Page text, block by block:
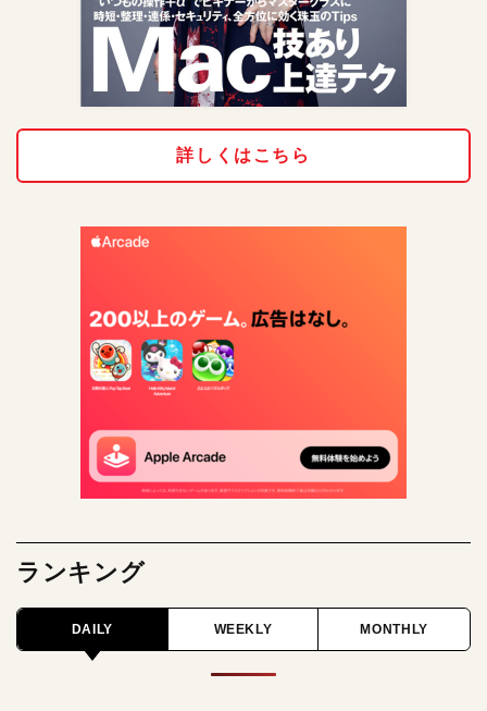
詳しくはこちら
ランキング
DAILY WEEKLY MONTHLY